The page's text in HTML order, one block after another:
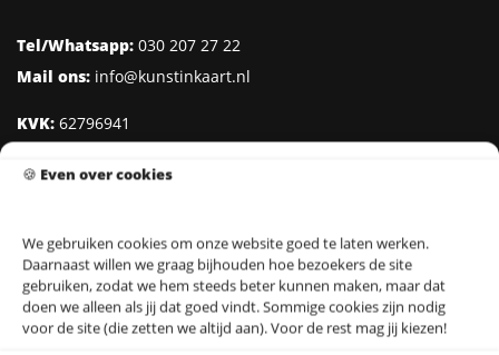
🍪 Even over cookies
We gebruiken cookies om onze website goed te laten werken.
Daarnaast willen we graag bijhouden hoe bezoekers de site
gebruiken, zodat we hem steeds beter kunnen maken, maar dat
doen we alleen als jij dat goed vindt. Sommige cookies zijn nodig
voor de site (die zetten we altijd aan). Voor de rest mag jij kiezen!
Tel/Whatsapp: 030 207 27 22
Mail ons: info@kunstinkaart.nl
KVK: 62796941
IBAN:NL95 INGB 0006 8527 18
Klantenservice
Over Kunst in Kaart